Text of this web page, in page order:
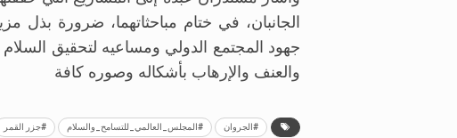
الجانبان، في ختام مباحثاتهما، ضرورة بذل
جهود المجتمع الدولي ومساعيه لتحقيق
والعنف والإرهاب بأشكاله وصوره كافة
#الجروان #المجلس_العالمي_للتسامح_والسلام #جزر القمر